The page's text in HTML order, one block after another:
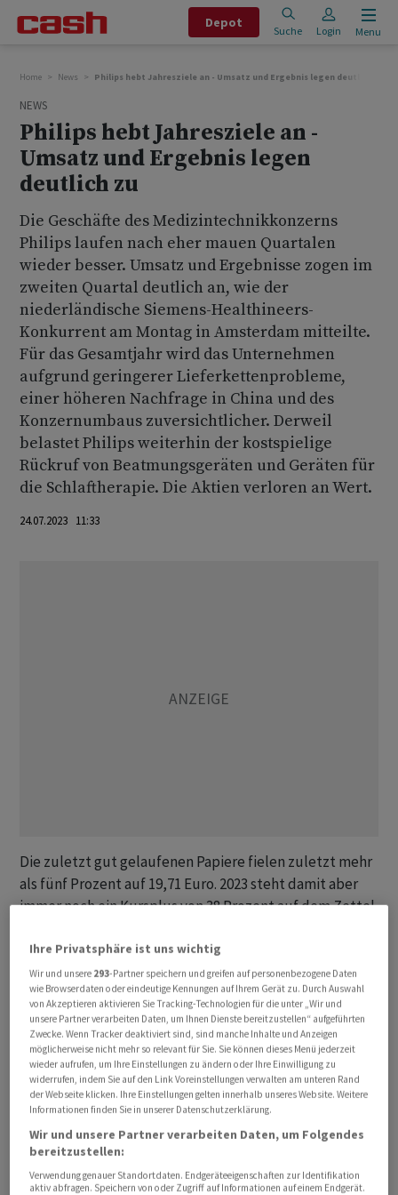
Depot
Suche Login Menu
Home News Philips hebt Jahresziele an - Umsatz und Ergebnis legen deutlich zu
NEWS
Philips hebt Jahresziele an -
Umsatz und Ergebnis legen
deutlich zu
Die Geschäfte des Medizintechnikkonzerns
Philips laufen nach eher mauen Quartalen
wieder besser. Umsatz und Ergebnisse zogen im
zweiten Quartal deutlich an, wie der
niederländische Siemens-Healthineers-
Konkurrent am Montag in Amsterdam mitteilte.
Für das Gesamtjahr wird das Unternehmen
aufgrund geringerer Lieferkettenprobleme,
einer höheren Nachfrage in China und des
Konzernumbaus zuversichtlicher. Derweil
belastet Philips weiterhin der kostspielige
Rückruf von Beatmungsgeräten und Geräten für
die Schlaftherapie. Die Aktien verloren an Wert.
24.07.2023 11:33
Die zuletzt gut gelaufenen Papiere fielen zuletzt mehr
als fünf Prozent auf 19,71 Euro. 2023 steht damit aber
immer noch ein Kursplus von 38 Prozent auf dem Zettel.
Euro und kletterten auf ein Rekordhoch, dann sorgten
Probleme mit fehlerhaften Beatmungsgeräten und
Geräten für die Schlaftherapie für einen sukzessiven
Kursrutsch, ehe sich die Aktien erst Ende des
vergangenen Jahres stabilisierten.
Im laufenden Jahr soll der Umsatz nun auf
vergleichbarer Basis im mittleren einstelligen
Prozentbereich im Vergleich zum Vorjahr wachsen.
Zuvor hatte das Unternehmen ein Wachstum im
niedrigen einstelligen Bereich im Visier. Die operative
Ihre Privatsphäre ist uns wichtig
Wir und unsere 293-Partner speichern und greifen auf personenbezogene Daten
wie Browserdaten oder eindeutige Kennungen auf Ihrem Gerät zu. Durch Auswahl
von Akzeptieren aktivieren Sie Tracking-Technologien für die unter „Wir und
unsere Partner verarbeiten Daten, um Ihnen Dienste bereitzustellen“ aufgeführten
Zwecke. Wenn Tracker deaktiviert sind, sind manche Inhalte und Anzeigen
möglicherweise nicht mehr so relevant für Sie. Sie können dieses Menü jederzeit
wieder aufrufen, um Ihre Einstellungen zu ändern oder Ihre Einwilligung zu
widerrufen, indem Sie auf den Link Voreinstellungen verwalten am unteren Rand
der Webseite klicken. Ihre Einstellungen gelten innerhalb unseres Website. Weitere
Informationen finden Sie in unserer Datenschutzerklärung.
Wir und unsere Partner verarbeiten Daten, um Folgendes
bereitzustellen:
Verwendung genauer Standortdaten. Endgeräteeigenschaften zur Identifikation
aktiv abfragen. Speichern von oder Zugriff auf Informationen auf einem Endgerät.